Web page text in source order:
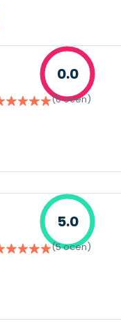
0.0
(0 ocen)
5.0
(5 ocen)